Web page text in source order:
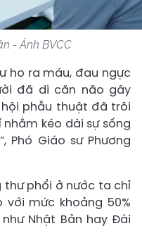
- Ảnh BVCC
ho ra máu, đau ngực
đã di căn não gây
hội phẫu thuật đã trôi
kéo dài sự sống
Giáo sư Phương
thư phổi ở nước ta chỉ
với mức khoảng 50%
Nhật Bản hay Đài